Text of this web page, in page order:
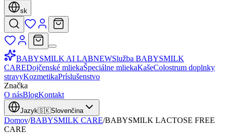
sk
BABYSMILK AI LABNEWSlužba BABYSMILK
CAREDojčenské mliekaŠpeciálne mliekaKašeColostrum doplnky
stravyKozmetikaPríslušenstvo
Značka
O násBlogKontakt
Jazyk🇸🇰Slovenčina
Domov/BABYSMILK CARE/BABYSMILK LACTOSE FREE
CARE